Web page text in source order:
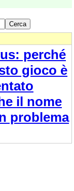
perché
gioco è
il nome
problema